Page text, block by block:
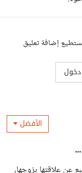
إضافة تعليق
دخول
الأفضل